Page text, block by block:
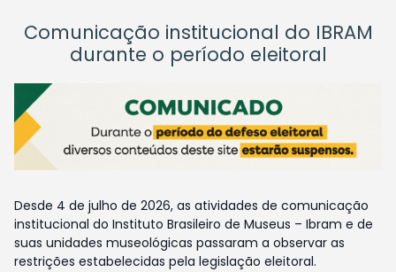
Comunicação institucional do IBRAM
durante o período eleitoral
Desde 4 de julho de 2026, as atividades de comunicação
institucional do Instituto Brasileiro de Museus – Ibram e de
suas unidades museológicas passaram a observar as
restrições estabelecidas pela legislação eleitoral.